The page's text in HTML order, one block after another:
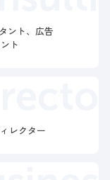
ント、広告
ト
レクター